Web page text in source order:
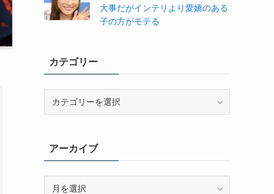
大事だがインテリより愛嬌のある
子の方がモテる
カテゴリー
ーアーカイブ